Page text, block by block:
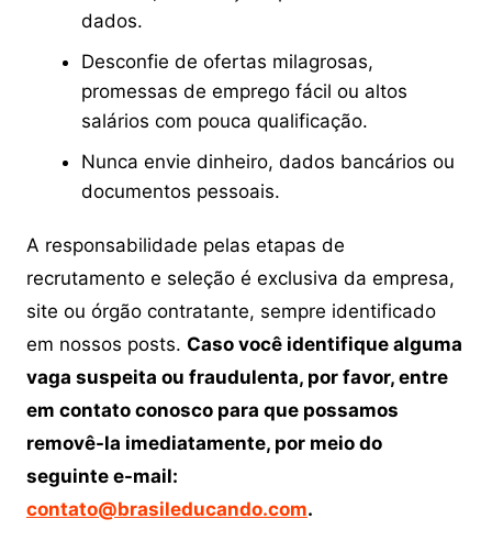
dados.
Desconfie de ofertas milagrosas,
promessas de emprego fácil ou altos
salários com pouca qualificação.
Nunca envie dinheiro, dados bancários ou
documentos pessoais.
A responsabilidade pelas etapas de
recrutamento e seleção é exclusiva da empresa,
site ou órgão contratante, sempre identificado
em nossos posts. Caso você identifique alguma
vaga suspeita ou fraudulenta, por favor, entre
em contato conosco para que possamos
removê-la imediatamente, por meio do
seguinte e-mail:
contato@brasileducando.com.